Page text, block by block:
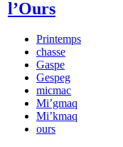
l’Ours
Printemps
chasse
Gaspe
Gespeg
micmac
Mi’gmaq
Mi’kmaq
ours